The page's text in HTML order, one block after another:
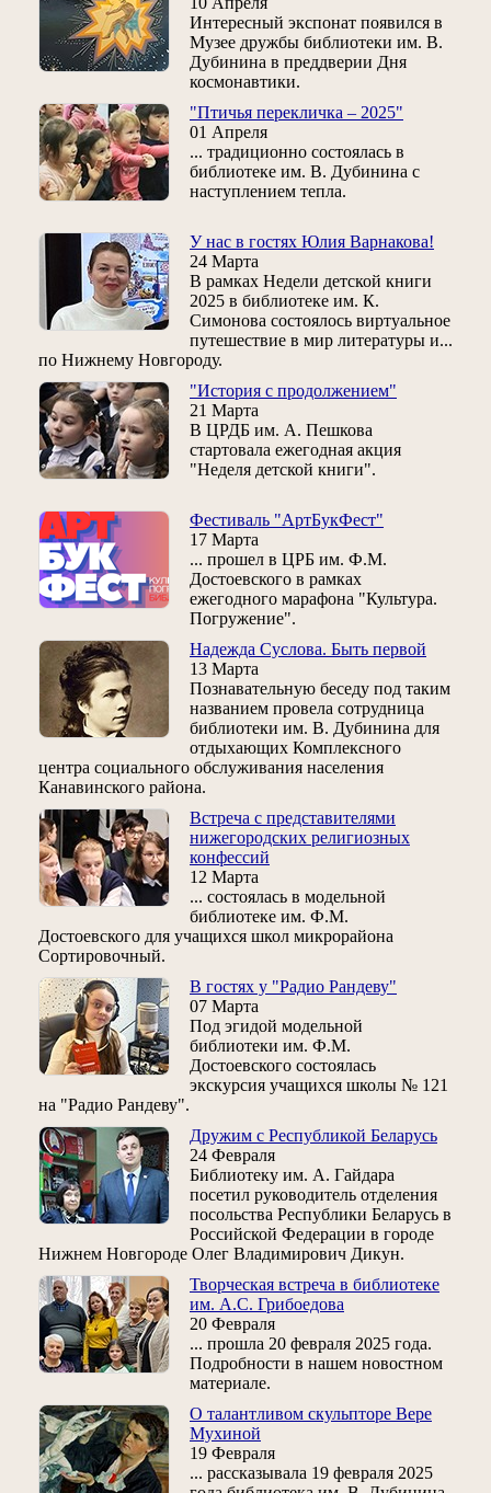
Интересный экспонат появился в
Музее дружбы библиотеки им. В.
Дубинина в преддверии Дня
космонавтики.
"Птичья перекличка – 2025"
01 Апреля
... традиционно состоялась в
библиотеке им. В. Дубинина с
наступлением тепла.
У нас в гостях Юлия Варнакова!
24 Марта
В рамках Недели детской книги
2025 в библиотеке им. К.
Симонова состоялось виртуальное
путешествие в мир литературы и...
по Нижнему Новгороду.
"История с продолжением"
21 Марта
В ЦРДБ им. А. Пешкова
стартовала ежегодная акция
"Неделя детской книги".
Фестиваль "АртБукФест"
17 Марта
... прошел в ЦРБ им. Ф.М.
Достоевского в рамках
ежегодного марафона "Культура.
Погружение".
Надежда Суслова. Быть первой
13 Марта
Познавательную беседу под таким
названием провела сотрудница
библиотеки им. В. Дубинина для
отдыхающих Комплексного
центра социального обслуживания населения
Канавинского района.
Встреча с представителями
нижегородских религиозных
конфессий
12 Марта
... состоялась в модельной
библиотеке им. Ф.М.
Достоевского для учащихся школ микрорайона
Сортировочный.
В гостях у "Радио Рандеву"
07 Марта
Под эгидой модельной
библиотеки им. Ф.М.
Достоевского состоялась
экскурсия учащихся школы № 121
на "Радио Рандеву".
Дружим с Республикой Беларусь
24 Февраля
Библиотеку им. А. Гайдара
посетил руководитель отделения
посольства Республики Беларусь в
Российской Федерации в городе
Нижнем Новгороде Олег Владимирович Дикун.
Творческая встреча в библиотеке
им. А.С. Грибоедова
20 Февраля
... прошла 20 февраля 2025 года.
Подробности в нашем новостном
материале.
О талантливом скульпторе Вере
Мухиной
19 Февраля
... рассказывала 19 февраля 2025